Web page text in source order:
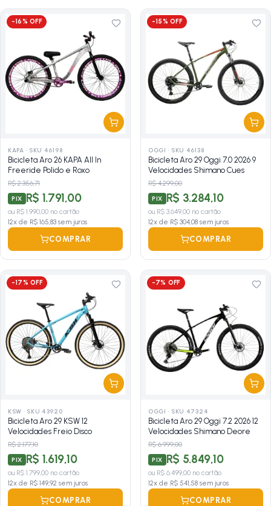
-16% OFF
KAPA · SKU 46198
Bicicleta Aro 26 KAPA All In
Freeride Polido e Roxo
R$ 2.356,71
PIX R$ 1.791,00
ou R$ 1.990,00 no cartão
12x de R$ 165,83 sem juros
COMPRAR
-15% OFF
OGGI · SKU 46138
Bicicleta Aro 29 Oggi 7.0 2026 9
Velocidades Shimano Cues
R$ 4.299,00
PIX R$ 3.284,10
ou R$ 3.649,00 no cartão
12x de R$ 304,08 sem juros
COMPRAR
-17% OFF
KSW · SKU 43920
Bicicleta Aro 29 KSW 12
Velocidades Freio Disco
R$ 2.177,10
PIX R$ 1.619,10
ou R$ 1.799,00 no cartão
12x de R$ 149,92 sem juros
COMPRAR
-7% OFF
OGGI · SKU 47324
Bicicleta Aro 29 Oggi 7.2 2026 12
Velocidades Shimano Deore
R$ 6.999,00
PIX R$ 5.849,10
ou R$ 6.499,00 no cartão
12x de R$ 541,58 sem juros
COMPRAR